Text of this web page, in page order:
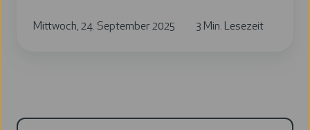
Mittwoch, 24. September 2025 3 Min. Lesezeit